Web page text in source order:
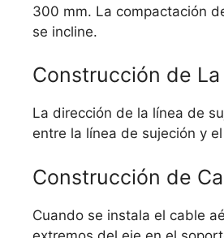
300 mm. La compactación
se incline.
Construcción de
La dirección de la línea de
entre la línea de sujeción y
Construcción de
Cuando se instala el cable